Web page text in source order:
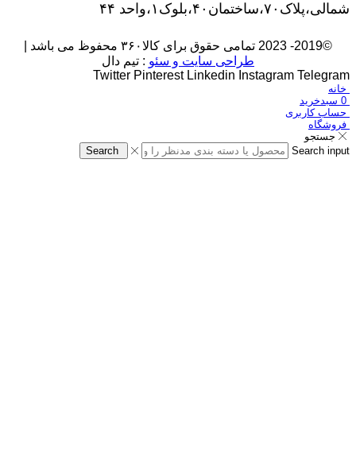
شمالی،پلاک۷۰،ساختمان۴۰،بلوک۱،واحد ۴۴
©2019- 2023 تمامی حقوق برای کالا۳۶۰ محفوظ می باشد |
طراحی سایت و سئو : تیم دال
Twitter Pinterest Linkedin Instagram Telegram
خانه
0 سبدخرید
حساب کاربری
فروشگاه
جستجو
Search input
Search